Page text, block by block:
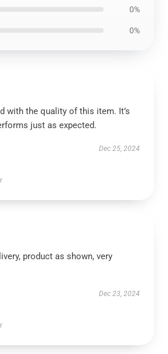
0%
0%
with the quality of this item. It’s
just as expected.
Dec 25, 2024
product as shown, very
Dec 23, 2024